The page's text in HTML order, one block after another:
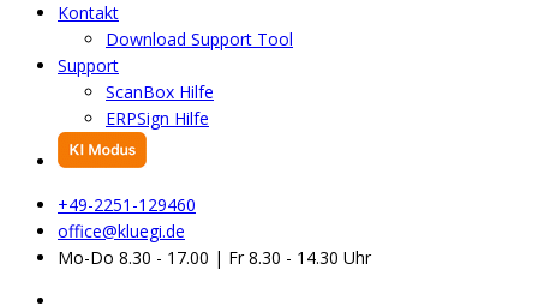
Kontakt
Download Support Tool
Support
ScanBox Hilfe
ERPSign Hilfe
+49-2251-129460
office@kluegi.de
Mo-Do 8.30 - 17.00 | Fr 8.30 - 14.30 Uhr